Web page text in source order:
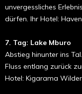
unvergessliches
dürfen. Ihr Hotel:
7. Tag: Lake Mburo
Abstieg hinunter ins
Fluss entlang zurück
Hotel: Kigarama